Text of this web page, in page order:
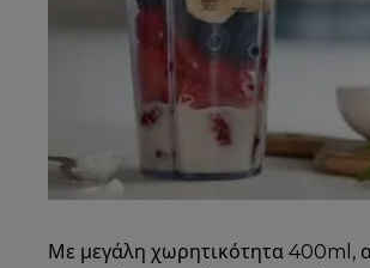
Με μεγάλη χωρητικότητα 400ml,